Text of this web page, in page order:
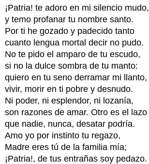
¡Patria! te adoro en mi silencio mudo,
y temo profanar tu nombre santo.
Por ti he gozado y padecido tanto
cuanto lengua mortal decir no pudo.
No te pido el amparo de tu escudo,
si no la dulce sombra de tu manto:
quiero en tu seno derramar mi llanto,
vivir, morir en ti pobre y desnudo.
Ni poder, ni esplendor, ni lozanía,
son razones de amar. Otro es el lazo
que nadie, nunca, desatar podría.
Amo yo por instinto tu regazo,
Madre eres tú de la familia mía;
¡Patria!, de tus entrañas soy pedazo.